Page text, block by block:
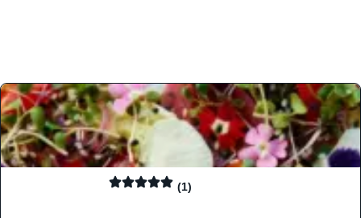
(1)